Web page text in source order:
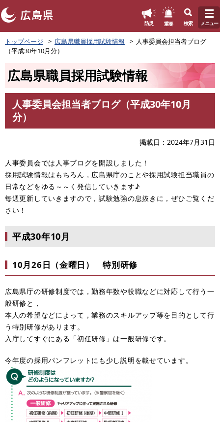
ペ
ー
防災 重要 検索 メニュー
トップページ 広島県職員採用試験情報
人事委員会担当者ブログ
（平成30年10月分）
広島県職員採用試験情報
人事委員会担当者ブログ（平成30年10月
分）
掲載日 2024年7月31日
人事委員会では人事ブログを開設しました！
採用試験情報はもちろん，広島県庁のことや採用試験担当職員の
日常などをゆる～～く発信していきます♪
毎週更新していきますので，試験勉強の息抜きに，ぜひご覧くだ
さい！
平成30年10月
10月26日（金曜日） 特別研修
広島県庁の研修制度では，勤務年数や役職などに対応して行う一
般研修と，
本人の希望などによって，業務のスキルアップ等を目的として行
う特別研修があります。
入庁してすぐにある「初任研修」は一般研修です。
今年度の採用パンフレットにも少し説明を載せています。